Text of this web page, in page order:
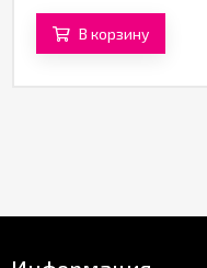
В корзину